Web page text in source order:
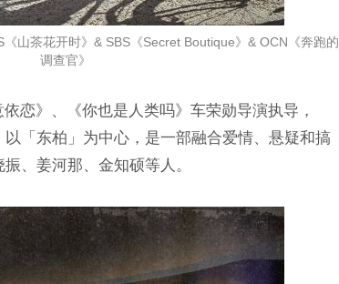
山茶花开时》& SBS《Secret Boutique》& OCN《奔跑的
调查官》
依恋》、《你也是人类吗》车荣勋导演执导，
以「东柏」为中心，是一部融合爱情、悬疑和搞
、姜河那、金知硕等人。